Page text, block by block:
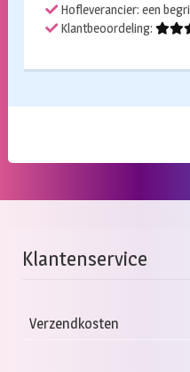
Hofleverancier: een
Klantbeoordeling:
Klantenservice
Verzendkosten